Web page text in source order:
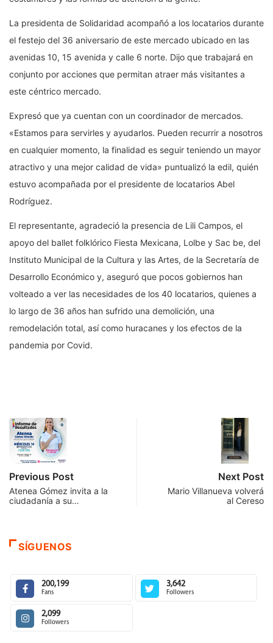
La presidenta de Solidaridad acompañó a los locatarios durante
el festejo del 36 aniversario de este mercado ubicado en las
avenidas 10, 15 avenida y calle 6 norte. Dijo que trabajará en
conjunto por acciones que permitan atraer más visitantes a
este céntrico mercado.
Expresó que ya cuentan con un coordinador de mercados.
«Estamos para servirles y ayudarlos. Pueden recurrir a nosotros
en cualquier momento, la finalidad es seguir teniendo un mayor
atractivo y una mejor calidad de vida» puntualizó la edil, quién
estuvo acompañada por el presidente de locatarios Abel
Rodríguez.
El representante, agradeció la presencia de Lili Campos, el
apoyo del ballet folklórico Fiesta Mexicana, Lolbe y Sac be, del
Instituto Municipal de la Cultura y las Artes, de la Secretaría de
Desarrollo Económico y, aseguró que pocos gobiernos han
volteado a ver las necesidades de los 40 locatarios, quienes a
lo largo de 36 años han sufrido una demolición, una
remodelación total, así como huracanes y los efectos de la
pandemia por Covid.
Previous Post
Atenea Gómez invita a la
ciudadanía a su…
Next Post
Mario Villanueva volverá
al Cereso
SÍGUENOS
200,199
Fans
3,642
Followers
2,099
Followers